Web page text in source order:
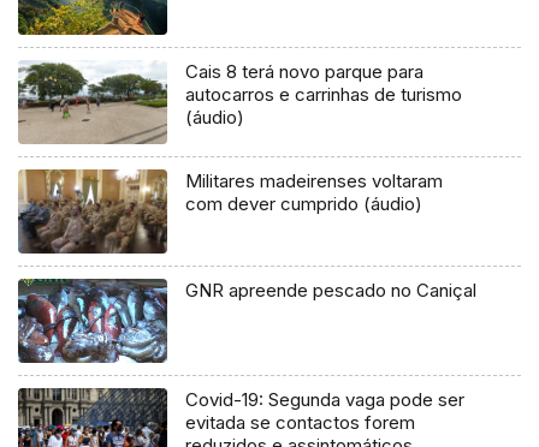
Cais 8 terá novo parque para
autocarros e carrinhas de turismo
(áudio)
Militares madeirenses voltaram
com dever cumprido (áudio)
GNR apreende pescado no Caniçal
Covid-19: Segunda vaga pode ser
evitada se contactos forem